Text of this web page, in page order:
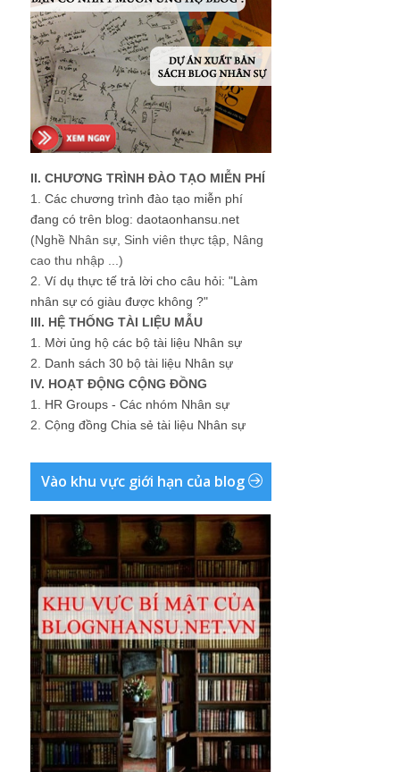
II. CHƯƠNG TRÌNH ĐÀO TẠO MIỄN PHÍ
1. Các chương trình đào tạo miễn phí
đang có trên blog: daotaonhansu.net
(Nghề Nhân sự, Sinh viên thực tập, Nâng
cao thu nhập ...)
2. Ví dụ thực tế trả lời cho câu hỏi: "Làm
nhân sự có giàu được không ?"
III. HỆ THỐNG TÀI LIỆU MẪU
1. Mời ủng hộ các bộ tài liệu Nhân sự
2. Danh sách 30 bộ tài liệu Nhân sự
IV. HOẠT ĐỘNG CỘNG ĐỒNG
1. HR Groups - Các nhóm Nhân sự
2. Cộng đồng Chia sẻ tài liệu Nhân sự
Vào khu vực giới hạn của blog